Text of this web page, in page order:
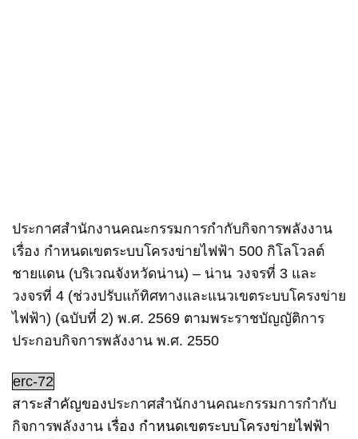
ประกาศสำนักงานคณะกรรมการกำกับกิจการพลังงาน
เรื่อง กำหนดเขตระบบโครงข่ายไฟฟ้า 500 กิโลโวลต์
ชายแดน (บริเวณจังหวัดน่าน) – น่าน วงจรที่ 3 และ
วงจรที่ 4 (ช่วงปรับแก้ทิศทางและแนวเขตระบบโครงข่าย
ไฟฟ้า) (ฉบับที่ 2) พ.ศ. 2569 ตามพระราชบัญญัติการ
ประกอบกิจการพลังงาน พ.ศ. 2550
erc-72
สาระสำคัญของประกาศสำนักงานคณะกรรมการกำกับ
กิจการพลังงาน เรื่อง กำหนดเขตระบบโครงข่ายไฟฟ้า